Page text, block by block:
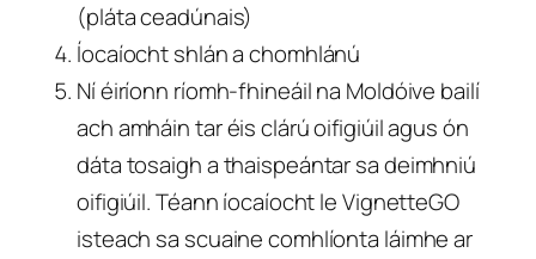
(pláta ceadúnais)
Íocaíocht shlán a chomhlánú
Ní éiríonn ríomh-fhineáil na Moldóive bailí
ach amháin tar éis clárú oifigiúil agus ón
dáta tosaigh a thaispeántar sa deimhniú
oifigiúil. Téann íocaíocht le VignetteGO
isteach sa scuaine comhlíonta láimhe ar